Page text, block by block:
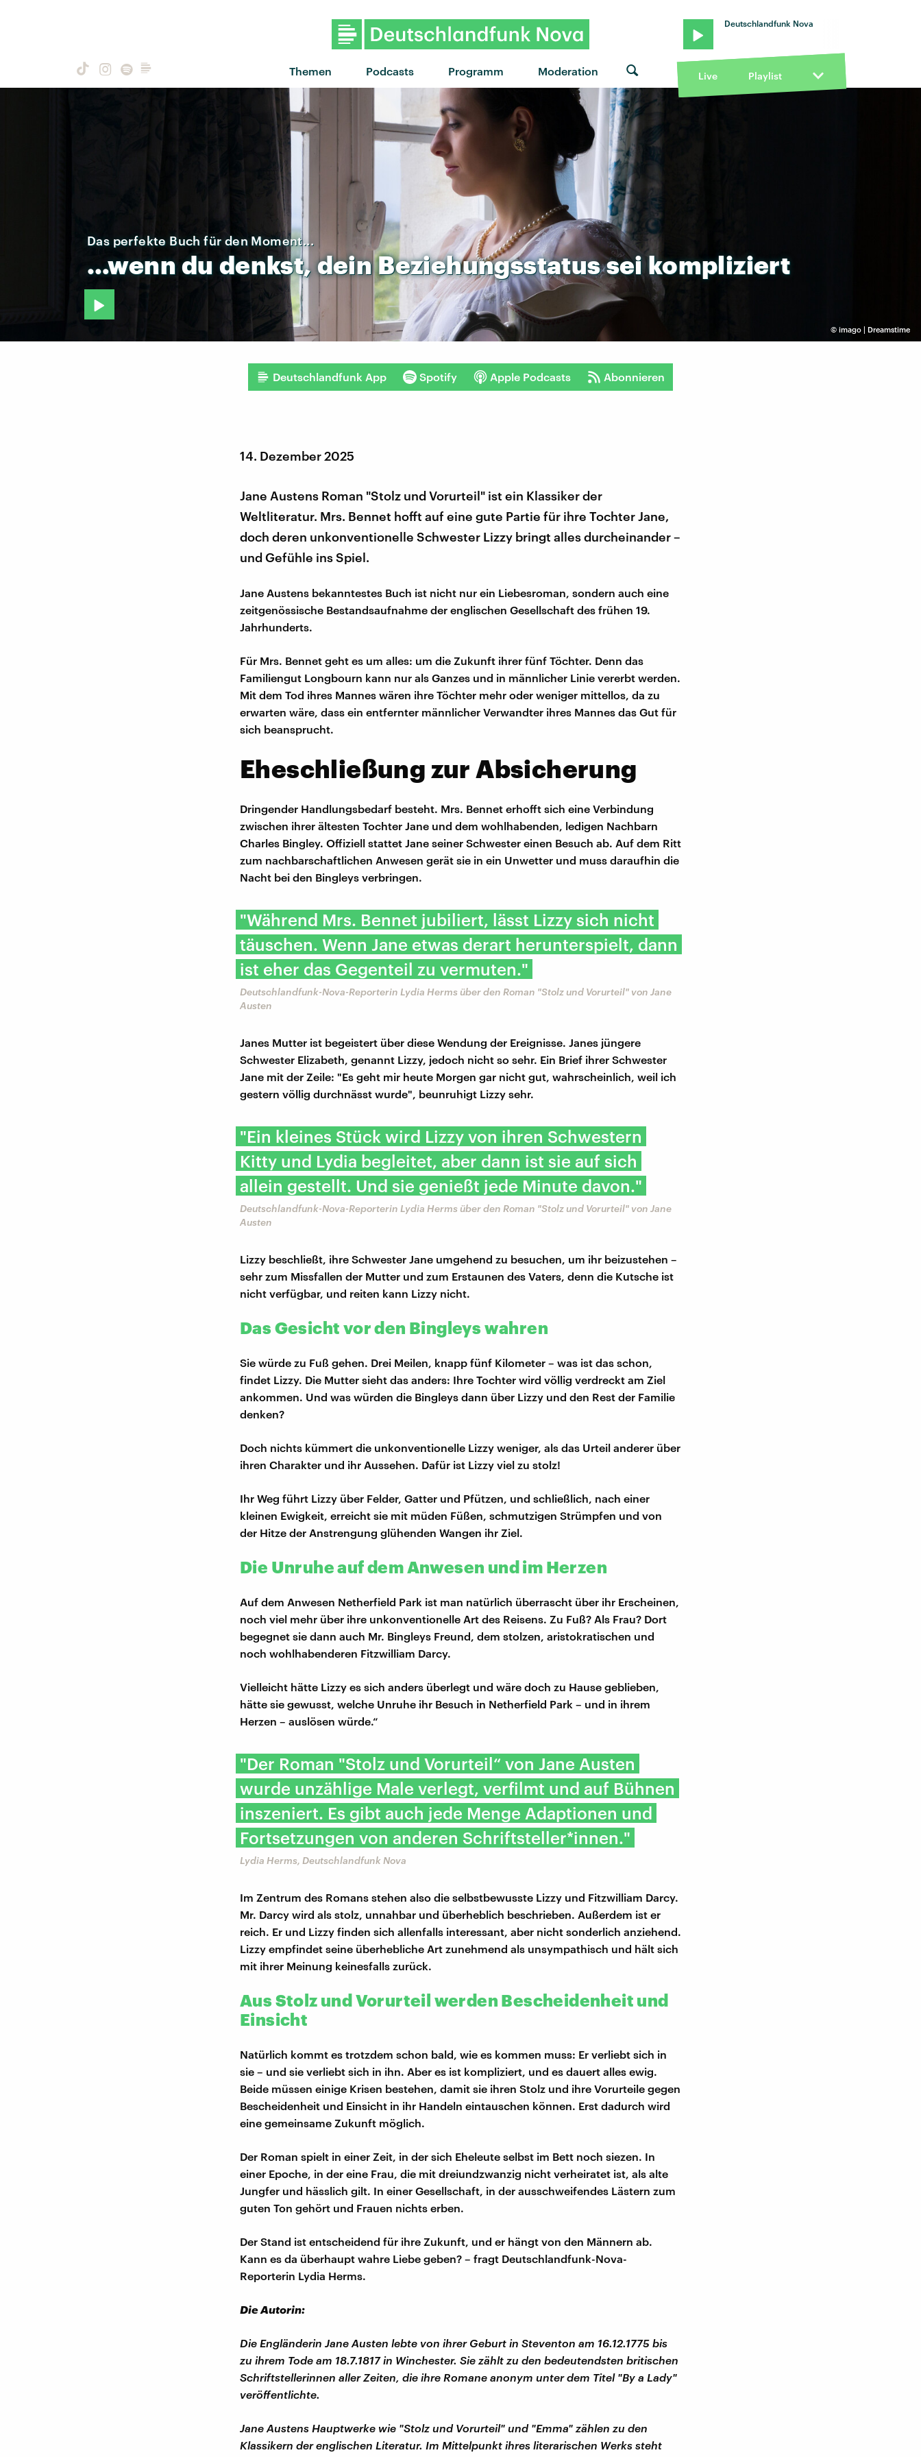
Themen Podcasts Programm Moderation
Deutschlandfunk Nova
Live Playlist
© imago | Dreamstime
Das perfekte Buch für den Moment...
…wenn du denkst, deinBeziehungsstatussei kompliziert
Deutschlandfunk App Spotify Apple Podcasts Abonnieren
14. Dezember 2025
Jane Austens Roman "Stolz und Vorurteil" ist ein Klassiker der
Weltliteratur. Mrs. Bennet hofft auf eine gute Partie für ihre Tochter Jane,
doch deren unkonventionelle Schwester Lizzy bringt alles durcheinander –
und Gefühle ins Spiel.
Jane Austens bekanntestes Buch ist nicht nur ein Liebesroman, sondern auch eine
zeitgenössische Bestandsaufnahme der englischen Gesellschaft des frühen 19.
Jahrhunderts.
Für Mrs. Bennet geht es um alles: um die Zukunft ihrer fünf Töchter. Denn das
Familiengut Longbourn kann nur als Ganzes und in männlicher Linie vererbt werden.
Mit dem Tod ihres Mannes wären ihre Töchter mehr oder weniger mittellos, da zu
erwarten wäre, dass ein entfernter männlicher Verwandter ihres Mannes das Gut für
sich beansprucht.
Eheschließung zur Absicherung
Dringender Handlungsbedarf besteht. Mrs. Bennet erhofft sich eine Verbindung
zwischen ihrer ältesten Tochter Jane und dem wohlhabenden, ledigen Nachbarn
Charles Bingley. Offiziell stattet Jane seiner Schwester einen Besuch ab. Auf dem Ritt
zum nachbarschaftlichen Anwesen gerät sie in ein Unwetter und muss daraufhin die
Nacht bei den Bingleys verbringen.
"Während Mrs. Bennet jubiliert, lässt Lizzy sich nicht
täuschen. Wenn Jane etwas derart herunterspielt, dann
ist eher das Gegenteil zu vermuten."
Deutschlandfunk-Nova-Reporterin Lydia Herms über den Roman "Stolz und Vorurteil" von Jane
Austen
Janes Mutter ist begeistert über diese Wendung der Ereignisse. Janes jüngere
Schwester Elizabeth, genannt Lizzy, jedoch nicht so sehr. Ein Brief ihrer Schwester
Jane mit der Zeile: "Es geht mir heute Morgen gar nicht gut, wahrscheinlich, weil ich
gestern völlig durchnässt wurde", beunruhigt Lizzy sehr.
"Ein kleines Stück wird Lizzy von ihren Schwestern
Kitty und Lydia begleitet, aber dann ist sie auf sich
allein gestellt. Und sie genießt jede Minute davon."
Deutschlandfunk-Nova-Reporterin Lydia Herms über den Roman "Stolz und Vorurteil" von Jane
Austen
Lizzy beschließt, ihre Schwester Jane umgehend zu besuchen, um ihr beizustehen –
sehr zum Missfallen der Mutter und zum Erstaunen des Vaters, denn die Kutsche ist
nicht verfügbar, und reiten kann Lizzy nicht.
Das Gesicht vor den Bingleys wahren
Sie würde zu Fuß gehen. Drei Meilen, knapp fünf Kilometer – was ist das schon,
findet Lizzy. Die Mutter sieht das anders: Ihre Tochter wird völlig verdreckt am Ziel
ankommen. Und was würden die Bingleys dann über Lizzy und den Rest der Familie
denken?
Doch nichts kümmert die unkonventionelle Lizzy weniger, als das Urteil anderer über
ihren Charakter und ihr Aussehen. Dafür ist Lizzy viel zu stolz!
Ihr Weg führt Lizzy über Felder, Gatter und Pfützen, und schließlich, nach einer
kleinen Ewigkeit, erreicht sie mit müden Füßen, schmutzigen Strümpfen und von
der Hitze der Anstrengung glühenden Wangen ihr Ziel.
Die Unruhe auf dem Anwesen und im Herzen
Auf dem Anwesen Netherfield Park ist man natürlich überrascht über ihr Erscheinen,
noch viel mehr über ihre unkonventionelle Art des Reisens. Zu Fuß? Als Frau? Dort
begegnet sie dann auch Mr. Bingleys Freund, dem stolzen, aristokratischen und
noch wohlhabenderen Fitzwilliam Darcy.
Vielleicht hätte Lizzy es sich anders überlegt und wäre doch zu Hause geblieben,
hätte sie gewusst, welche Unruhe ihr Besuch in Netherfield Park – und in ihrem
Herzen – auslösen würde.“
"Der Roman "Stolz und Vorurteil“ von Jane Austen
wurde unzählige Male verlegt, verfilmt und auf Bühnen
inszeniert. Es gibt auch jede Menge Adaptionen und
Fortsetzungen von anderen Schriftsteller*innen."
Lydia Herms, Deutschlandfunk Nova
Im Zentrum des Romans stehen also die selbstbewusste Lizzy und Fitzwilliam Darcy.
Mr. Darcy wird als stolz, unnahbar und überheblich beschrieben. Außerdem ist er
reich. Er und Lizzy finden sich allenfalls interessant, aber nicht sonderlich anziehend.
Lizzy empfindet seine überhebliche Art zunehmend als unsympathisch und hält sich
mit ihrer Meinung keinesfalls zurück.
Aus Stolz und Vorurteil werden Bescheidenheit und
Einsicht
Natürlich kommt es trotzdem schon bald, wie es kommen muss: Er verliebt sich in
sie – und sie verliebt sich in ihn. Aber es ist kompliziert, und es dauert alles ewig.
Beide müssen einige Krisen bestehen, damit sie ihren Stolz und ihre Vorurteile gegen
Bescheidenheit und Einsicht in ihr Handeln eintauschen können. Erst dadurch wird
eine gemeinsame Zukunft möglich.
Der Roman spielt in einer Zeit, in der sich Eheleute selbst im Bett noch siezen. In
einer Epoche, in der eine Frau, die mit dreiundzwanzig nicht verheiratet ist, als alte
Jungfer und hässlich gilt. In einer Gesellschaft, in der ausschweifendes Lästern zum
guten Ton gehört und Frauen nichts erben.
Der Stand ist entscheidend für ihre Zukunft, und er hängt von den Männern ab.
Kann es da überhaupt wahre Liebe geben? – fragt Deutschlandfunk-Nova-
Reporterin Lydia Herms.
Die Autorin:
Die Engländerin Jane Austen lebte von ihrer Geburt in Steventon am 16.12.1775 bis
zu ihrem Tode am 18.7.1817 in Winchester. Sie zählt zu den bedeutendsten britischen
Schriftstellerinnen aller Zeiten, die ihre Romane anonym unter dem Titel "By a Lady"
veröffentlichte.
Jane Austens Hauptwerke wie "Stolz und Vorurteil" und "Emma" zählen zu den
Klassikern der englischen Literatur. Im Mittelpunkt ihres literarischen Werks steht